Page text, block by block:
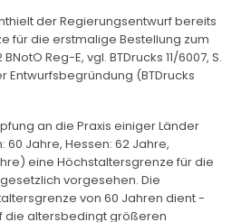
der Regierungsentwurf bereits
für die erstmalige Bestellung zum
Reg-E, vgl. BTDrucks 11/6007, S.
Entwurfsbegründung (BTDrucks
an die Praxis einiger Länder
Jahre, Hessen: 62 Jahre,
eine Höchstaltersgrenze für die
vorgesehen. Die
von 60 Jahren dient -
die altersbedingt größeren